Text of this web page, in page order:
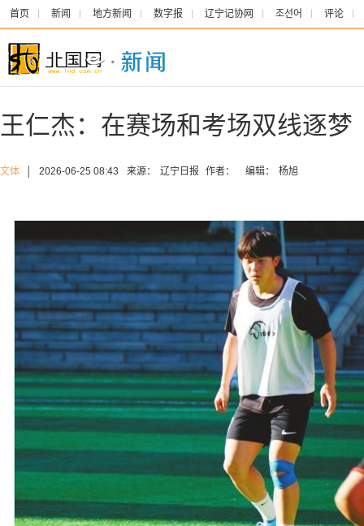
首页 新闻 地方新闻 数字报 辽宁记协网 조선어 评论
王仁杰：在赛场和考场双线逐梦
文体 2026-06-25 08:43 来源： 辽宁日报 作者： 编辑： 杨旭